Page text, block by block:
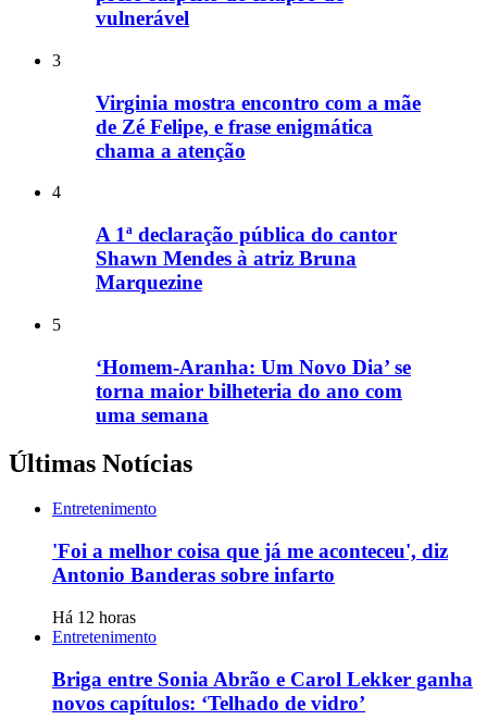
vulnerável
3
Virginia mostra encontro com a mãe
de Zé Felipe, e frase enigmática
chama a atenção
4
A 1ª declaração pública do cantor
Shawn Mendes à atriz Bruna
Marquezine
5
‘Homem-Aranha: Um Novo Dia’ se
torna maior bilheteria do ano com
uma semana
Últimas Notícias
Entretenimento
'Foi a melhor coisa que já me aconteceu', diz
Antonio Banderas sobre infarto
Há 12 horas
Entretenimento
Briga entre Sonia Abrão e Carol Lekker ganha
novos capítulos: ‘Telhado de vidro’